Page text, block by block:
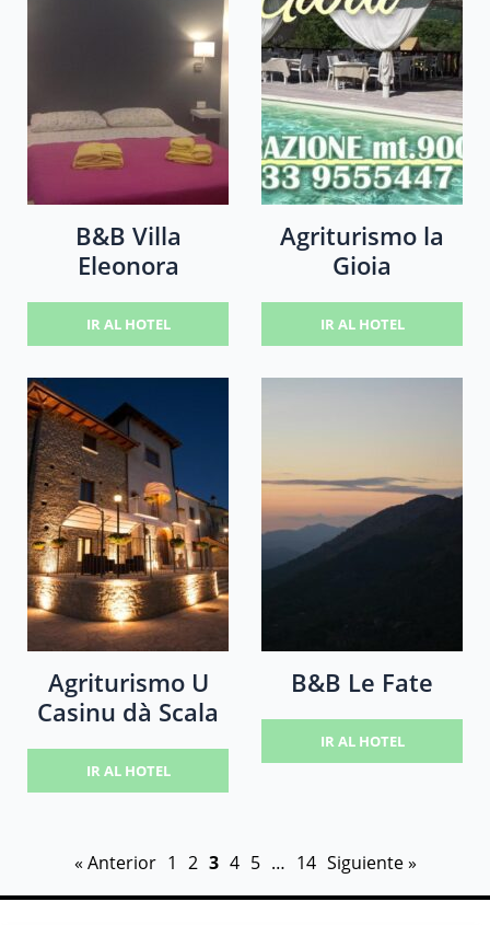
B&B Villa
Eleonora
IR AL HOTEL
Agriturismo la
Gioia
IR AL HOTEL
Agriturismo U
Casinu dà Scala
IR AL HOTEL
B&B Le Fate
IR AL HOTEL
« Anterior 1 2 3 4 5 … 14 Siguiente »